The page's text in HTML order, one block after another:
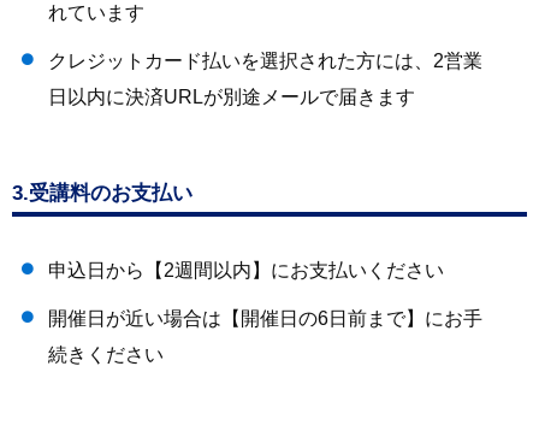
れています
クレジットカード払いを選択された方には、2営業
日以内に決済URLが別途メールで届きます
3.受講料のお支払い
申込日から【2週間以内】にお支払いください
開催日が近い場合は【開催日の6日前まで】にお手
続きください